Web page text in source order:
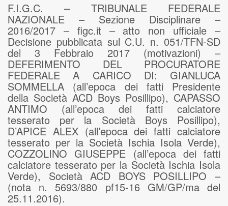
F.I.G.C. – TRIBUNALE FEDERALE
NAZIONALE – Sezione Disciplinare –
2016/2017 – figc.it – atto non ufficiale –
Decisione pubblicata sul C.U. n. 051/TFN-SD
del 3 Febbraio 2017 (motivazioni) –
DEFERIMENTO DEL PROCURATORE
FEDERALE A CARICO DI: GIANLUCA
SOMMELLA (all’epoca dei fatti Presidente
della Società ACD Boys Posillipo), CAPASSO
ANTIMO (all’epoca dei fatti calciatore
tesserato per la Società Boys Posillipo),
D’APICE ALEX (all’epoca dei fatti calciatore
tesserato per la Società Ischia Isola Verde),
COZZOLINO GIUSEPPE (all’epoca dei fatti
calciatore tesserato per la Società Ischia Isola
Verde), Società ACD BOYS POSILLIPO –
(nota n. 5693/880 pf15-16 GM/GP/ma del
25.11.2016).